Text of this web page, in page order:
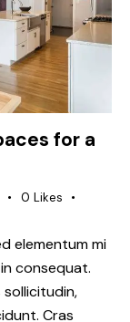
for a
0 Likes
elementum mi
consequat.
sollicitudin,
Cras